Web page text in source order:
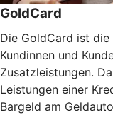
GoldCard
Die GoldCard ist
Kundinnen und
Zusatzleistungen.
Leistungen einer
Bargeld am